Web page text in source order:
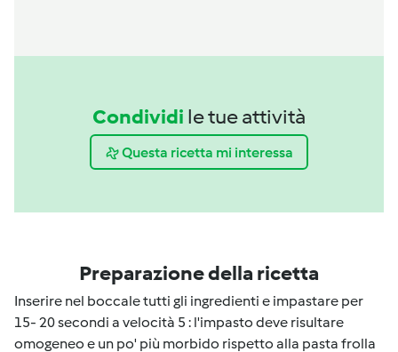
Condividi le tue attività
Questa ricetta mi interessa
Preparazione della ricetta
Inserire nel boccale tutti gli ingredienti e impastare per
15- 20 secondi a velocità 5 : l'impasto deve risultare
omogeneo e un po' più morbido rispetto alla pasta frolla